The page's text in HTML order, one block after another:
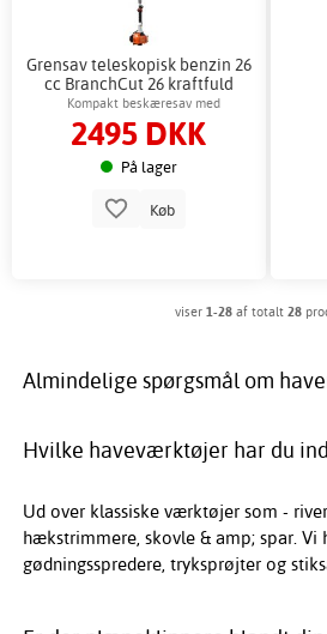
Grensav teleskopisk benzin 26
cc BranchCut 26 kraftfuld
Kompakt beskæresav med
teleskophåndtag til høje grene
2495 DKK
På lager
Køb
viser 1-28af totalt 28
Almindelige spørgsmål om
Hvilke haveværktøjer har du
Ud over klassiske værktøjer som -
hækstrimmere, skovle & amp; spar. Vi
gødningsspredere, tryksprøjter og